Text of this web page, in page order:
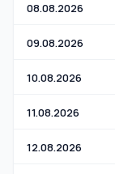
08.08.2026
09.08.2026
10.08.2026
11.08.2026
12.08.2026